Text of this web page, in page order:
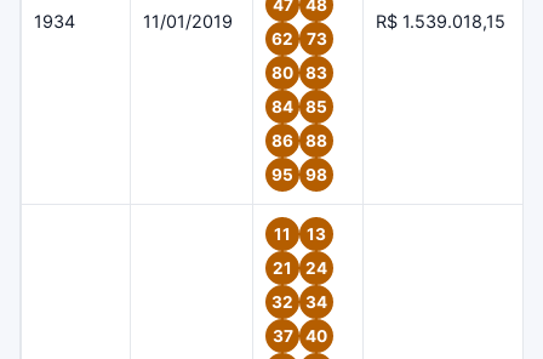
1934 11/01/2019
47
48
62
73
80
83
84
85
86
88
95
98
R$ 1.539.018,15
11
13
21
24
32
34
37
40